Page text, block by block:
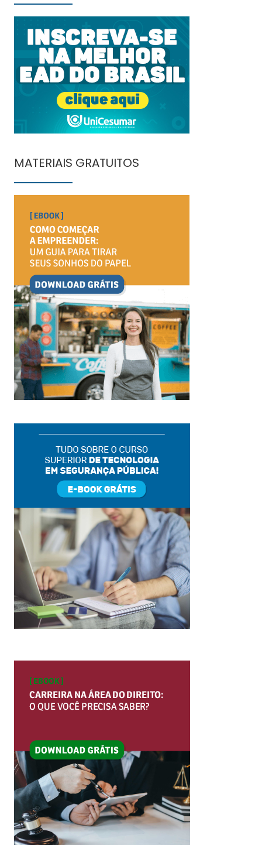
MATERIAIS GRATUITOS